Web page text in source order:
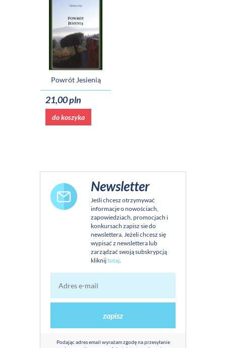
Powrót Jesienią
21,00 pln
do koszyka
Newsletter
Jeśli chcesz otrzymywać
informacje o nowościach,
zapowiedziach, promocjach i
konkursach zapisz sie do
newslettera. Jeżeli chcesz się
wypisać z newslettera lub
zarządzać swoją subskrypcją
kliknijtutaj.
zapisz
Podając adres email wyrażam zgodę na przesyłanie